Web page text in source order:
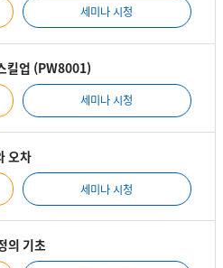
세미나 시청
킬업 (PW8001)
세미나 시청
오차
세미나 시청
의 기초